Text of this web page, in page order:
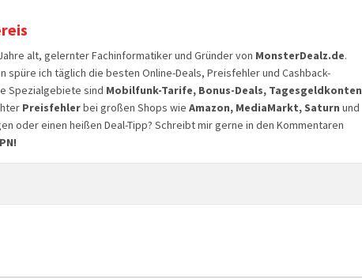
alt, gelernter Fachinformatiker und Gründer von MonsterDealz.de.
spüre ich täglich die besten Online-Deals, Preisfehler und Cashback-
Spezialgebiete sind Mobilfunk-Tarife, Bonus-Deals, Tagesgeldkonten
Preisfehlerbei großen Shops wie Amazon, MediaMarkt, Saturn und
oder einen heißen Deal-Tipp? Schreibt mir gerne in den Kommentaren
PN!